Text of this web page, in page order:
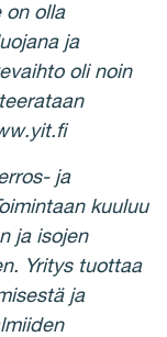
on olla
ja
oli noin
ja
kuuluu
ja isojen
Yritys tuottaa
ja